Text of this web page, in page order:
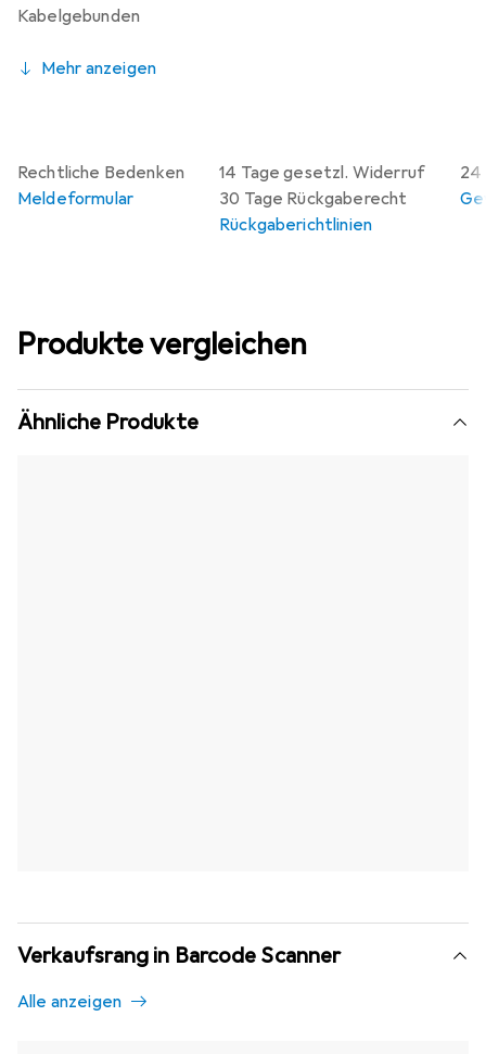
Kabelgebunden
Mehr anzeigen
14 Tage gesetzl. Widerruf
30 Tage Rückgaberecht
Rückgaberichtlinien
24
Rechtliche Bedenken
Meldeformular
Produkte vergleichen
Ähnliche Produkte
Verkaufsrang in Barcode Scanner
Alle anzeigen